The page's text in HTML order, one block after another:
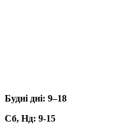
Будні дні: 9–18
Сб, Нд: 9-15